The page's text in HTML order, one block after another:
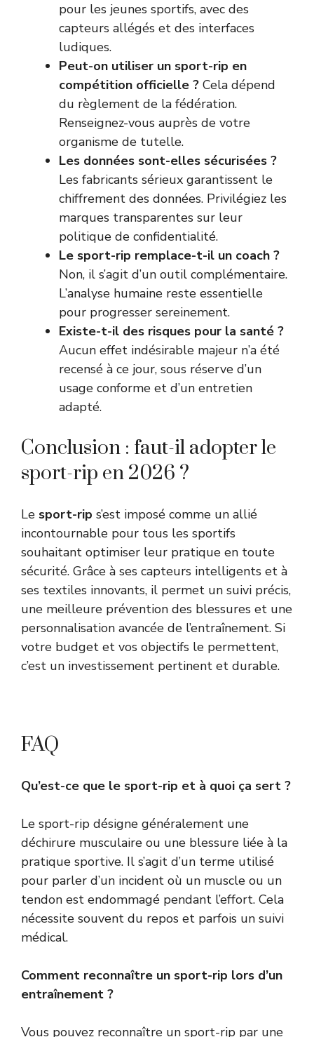
pour les jeunes sportifs, avec des
capteurs allégés et des interfaces
ludiques.
Peut-on utiliser un sport-rip en
compétition officielle ? Cela dépend
du règlement de la fédération.
Renseignez-vous auprès de votre
organisme de tutelle.
Les données sont-elles sécurisées ?
Les fabricants sérieux garantissent le
chiffrement des données. Privilégiez les
marques transparentes sur leur
politique de confidentialité.
Le sport-rip remplace-t-il un coach ?
Non, il s’agit d’un outil complémentaire.
L’analyse humaine reste essentielle
pour progresser sereinement.
Existe-t-il des risques pour la santé ?
Aucun effet indésirable majeur n’a été
recensé à ce jour, sous réserve d’un
usage conforme et d’un entretien
adapté.
Conclusion : faut-il adopter le
sport-rip en 2026 ?
Le sport-rip s’est imposé comme un allié
incontournable pour tous les sportifs
souhaitant optimiser leur pratique en toute
sécurité. Grâce à ses capteurs intelligents et à
ses textiles innovants, il permet un suivi précis,
une meilleure prévention des blessures et une
personnalisation avancée de l’entraînement. Si
votre budget et vos objectifs le permettent,
c’est un investissement pertinent et durable.
FAQ
Qu’est-ce que le sport-rip et à quoi ça sert ?
Le sport-rip désigne généralement une
déchirure musculaire ou une blessure liée à la
pratique sportive. Il s’agit d’un terme utilisé
pour parler d’un incident où un muscle ou un
tendon est endommagé pendant l’effort. Cela
nécessite souvent du repos et parfois un suivi
médical.
Comment reconnaître un sport-rip lors d’un
entraînement ?
Vous pouvez reconnaître un sport-rip par une